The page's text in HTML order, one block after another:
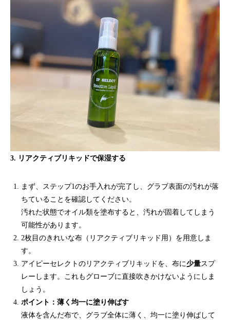
3. リアクティブリキッドで保湿する
まず、ステップ1のお手入れが完了し、グラブ表面の汚れが落
ちていることを確認してください。
汚れた状態でオイル類を塗布すると、汚れが固着してしまう
可能性があります。
2枚目のきれいな布（リアクティブリキッド用）を用意しま
す。
アイピーセレクトのリアクティブリキッドを、布に少量スプ
レーします。これもグローブに直接吹きかけないようにしま
しょう。
ポイント：薄く均一に塗り伸ばす
液体を含んだ布で、グラブ全体に薄く、均一に塗り伸ばして